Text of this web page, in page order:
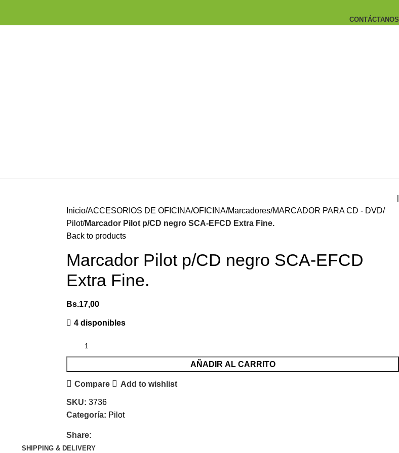
CONTÁCTANOS
Inicio ACCESORIOS DE OFICINA OFICINA Marcadores MARCADOR PARA CD - DVD
Pilot Marcador Pilot p/CD negro SCA-EFCD Extra Fine.
Back to products
Marcador Pilot p/CD negro SCA-EFCD
Extra Fine.
Bs.17,00
4 disponibles
AÑADIR AL CARRITO
Compare Add to wishlist
SKU: 3736
Categoría: Pilot
Share:
SHIPPING & DELIVERY